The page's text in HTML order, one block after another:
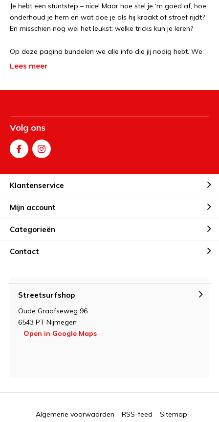
Je hebt een stuntstep – nice! Maar hoe stel je ‘m goed af, hoe
onderhoud je hem en wat doe je als hij kraakt of stroef rijdt?
En misschien nog wel het leukst: welke tricks kun je leren?
Op deze pagina bundelen we alle info die jij nodig hebt. We
leggen het simpel uit, zonder technisch gedoe. Zo kun jij veilig
Lees meer
Volg ons
Klantenservice
Mijn account
Categorieën
Contact
Streetsurfshop
Oude Graafseweg 96
6543 PT Nijmegen
Open in Google Maps
Algemene voorwaarden RSS-feed Sitemap